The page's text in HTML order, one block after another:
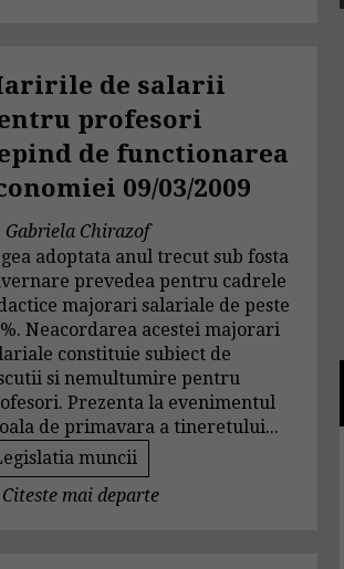
de salarii
profesori
de functionarea
09/03/2009
Gabriela Chirazof
adoptata anul trecut sub fosta
prevedea pentru cadrele
majorari salariale de peste
Neacordarea acestei majorari
constituie subiect de
si nemultumire pentru
Prezenta la evenimentul
de primavara a tineretului...
muncii
Citeste mai departe